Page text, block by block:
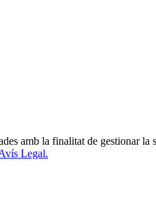
amb la finalitat de gestionar
Legal.